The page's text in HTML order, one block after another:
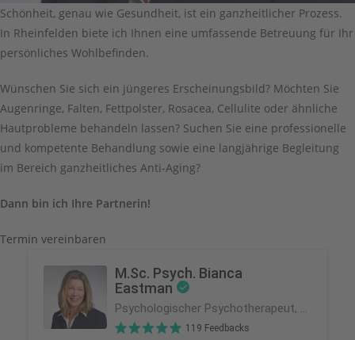
Schönheit, genau wie Gesundheit, ist ein ganzheitlicher Prozess.
In Rheinfelden biete ich Ihnen eine umfassende Betreuung für Ihr
persönliches Wohlbefinden.
Wünschen Sie sich ein jüngeres Erscheinungsbild? Möchten Sie
Augenringe, Falten, Fettpolster, Rosacea, Cellulite oder ähnliche
Hautprobleme behandeln lassen? Suchen Sie eine professionelle
und kompetente Behandlung sowie eine langjährige Begleitung
im Bereich ganzheitliches Anti-Aging?
Dann bin ich Ihre Partnerin!
Termin vereinbaren